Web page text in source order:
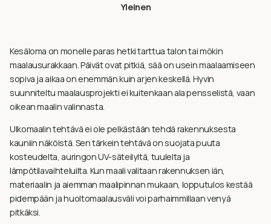
Yleinen
Kesäloma on monelle paras hetki tarttua talon tai mökin
maalausurakkaan. Päivät ovat pitkiä, sää on usein maalaamiseen
sopiva ja aikaa on enemmän kuin arjen keskellä. Hyvin
suunniteltu maalausprojekti ei kuitenkaan ala pensselistä, vaan
oikean maalin valinnasta.
Ulkomaalin tehtävä ei ole pelkästään tehdä rakennuksesta
kauniin näköistä. Sen tärkein tehtävä on suojata puuta
kosteudelta, auringon UV-säteilyltä, tuulelta ja
lämpötilavaihteluilta. Kun maali valitaan rakennuksen iän,
materiaalin ja aiemman maalipinnan mukaan, lopputulos kestää
pidempään ja huoltomaalausväli voi parhaimmillaan venyä
pitkäksi.